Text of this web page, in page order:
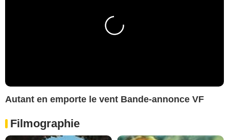
Autant en emporte le vent Bande-annonce VF
Filmographie